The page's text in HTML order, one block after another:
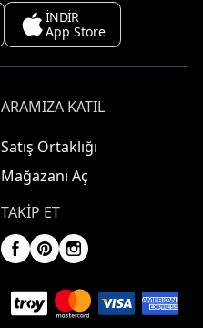
İNDİR
App Store
ARAMIZA KATIL
Satış Ortaklığı
Mağazanı Aç
TAKIP ET